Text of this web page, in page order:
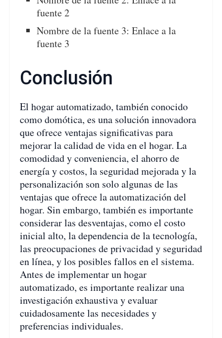
fuente 2
Nombre de la fuente 3: Enlace a la
fuente 3
Conclusión
El hogar automatizado, también conocido
como domótica, es una solución innovadora
que ofrece ventajas significativas para
mejorar la calidad de vida en el hogar. La
comodidad y conveniencia, el ahorro de
energía y costos, la seguridad mejorada y la
personalización son solo algunas de las
ventajas que ofrece la automatización del
hogar. Sin embargo, también es importante
considerar las desventajas, como el costo
inicial alto, la dependencia de la tecnología,
las preocupaciones de privacidad y seguridad
en línea, y los posibles fallos en el sistema.
Antes de implementar un hogar
automatizado, es importante realizar una
investigación exhaustiva y evaluar
cuidadosamente las necesidades y
preferencias individuales.